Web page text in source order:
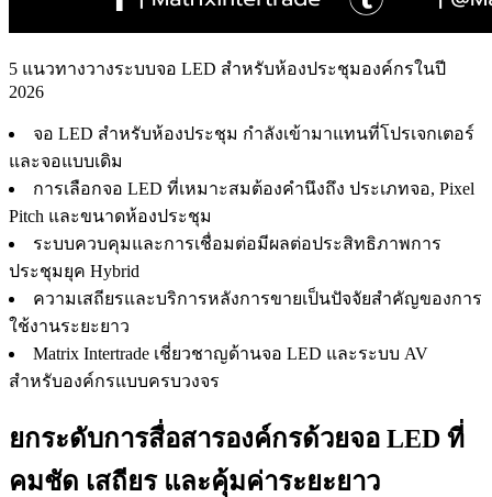
5 แนวทางวางระบบจอ LED สำหรับห้องประชุมองค์กรในปี
2026
จอ LED สำหรับห้องประชุม กำลังเข้ามาแทนที่โปรเจกเตอร์
และจอแบบเดิม
การเลือกจอ LED ที่เหมาะสมต้องคำนึงถึง ประเภทจอ, Pixel
Pitch และขนาดห้องประชุม
ระบบควบคุมและการเชื่อมต่อมีผลต่อประสิทธิภาพการ
ประชุมยุค Hybrid
ความเสถียรและบริการหลังการขายเป็นปัจจัยสำคัญของการ
ใช้งานระยะยาว
Matrix Intertrade เชี่ยวชาญด้านจอ LED และระบบ AV
สำหรับองค์กรแบบครบวงจร
ยกระดับการสื่อสารองค์กรด้วยจอ LED ที่
คมชัด เสถียร และคุ้มค่าระยะยาว